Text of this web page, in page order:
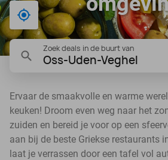
Bij mij in de buurt
Zoek deals in de buurt van
Oss-Uden-Veghel
Ervaar de smaakvolle en warme
keuken! Droom even weg naar het
zuiden en bereid je voor op een
aan bij de beste Griekse restaurants
laat je verrassen door een tafel vol